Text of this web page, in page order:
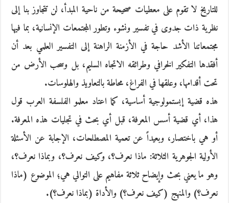
للتاريخ لا تقوم على معطيات صحيحة من ناحية المبدأ، لن تتجاوز بنا إلى
نظرية ذات جدوى في تفسير ونشوء وتطور المجتمعات الإنسانية، بما فيها
مجتمعاتنا الأشد حاجة في الأزمنة الراهنة إلى التفسير العلمي بعد أن
أفقدها التفكير الخرافي وطرائقه الاتجاه السليم، بل وسحب الأرض من
تحت أقدامها، وعلقها في الفراغ، محاطة بالتعاويذ والهلوسات.
هذه قضية إبستمولوجية أساسية، كما اعتاد معلمو الفلسفة العرب قول
هذا، أي قضية أسس المعرفة، قبل أي بحث في تجليات هذه المعرفة.
أو هي باختصار، وبعيداً عن تعمية المصطلحات، الإجابة عن الأسئلة
الأولية الجوهرية الثلاثة: ماذا نعرف؟، وكيف نعرف؟، وبماذا نعرف؟،
وهو ما يعني بحث وإيضاح ثلاثة مفاهيم على التوالي هي؛ الموضوع (ماذا
نعرف؟) والمنهج (كيف نعرف؟) والأداة (بماذا نعرف؟).